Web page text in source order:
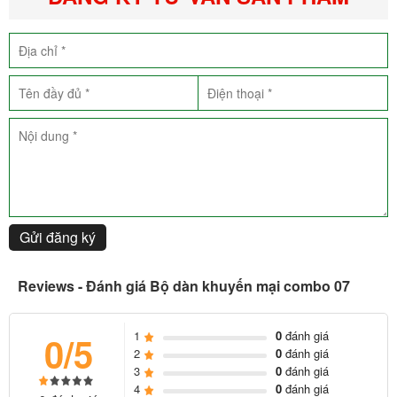
hứa hẹn sẽ đem đến cho gia đình bạn những trải nghiệm âm thanh
tuyệt vời nhất
Loa 4Acoustic 112K
Gửi đăng ký
Reviews - Đánh giá Bộ dàn khuyến mại combo 07
0/5 1 0đánh giá
2
0đánh giá
3
0đánh giá
4
0đánh giá